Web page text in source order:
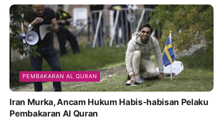
PEMBAKARAN AL QURAN
Iran Murka, Ancam Hukum Habis-habisan Pelaku
Pembakaran Al Quran